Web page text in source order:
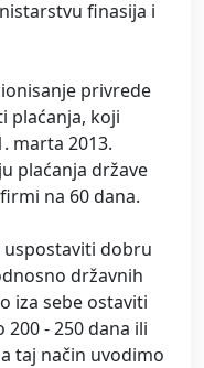
finasija i
privrede
plaćanja, koji
marta 2013.
plaćanja države
na 60 dana.
uspostaviti dobru
državnih
iza sebe ostaviti
- 250 dana ili
taj način uvodimo